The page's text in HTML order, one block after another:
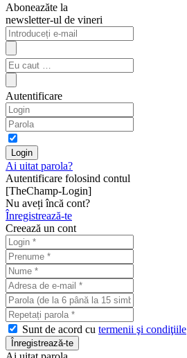
Aboneazăte la
newsletter-ul de vineri
Autentificare
Ai uitat parola?
Autentificare folosind contul
[TheChamp-Login]
Nu aveți încă cont?
Înregistrează-te
Creează un cont
Sunt de acord cu termenii şi condiţiile